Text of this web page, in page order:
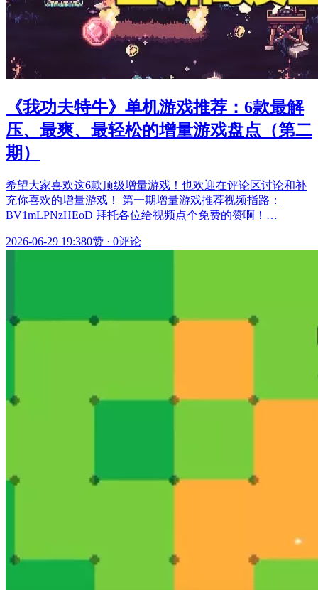
《我功夫特牛》单机游戏推荐：6款最解
压、最爽、最轻松的增量游戏盘点（第二
期）
希望大家喜欢这6款顶级增量游戏！也欢迎在评论区讨论和补
充你喜欢的增量游戏！ 第一期增量游戏推荐视频指路：
BV1mLPNzHEoD 拜托各位给视频点个免费的赞啊！…
2026-06-29 19:380赞 · 0评论